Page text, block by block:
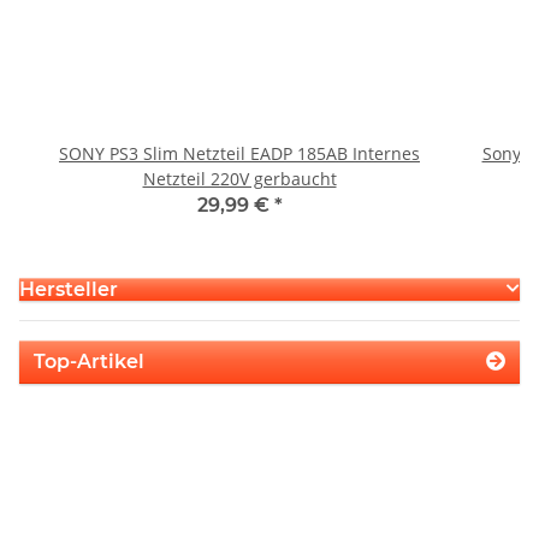
SONY PS3 Slim Netzteil EADP 185AB Internes
Netzteil 220V gerbaucht
29,99 € *
Sony
Hersteller
Top-Artikel